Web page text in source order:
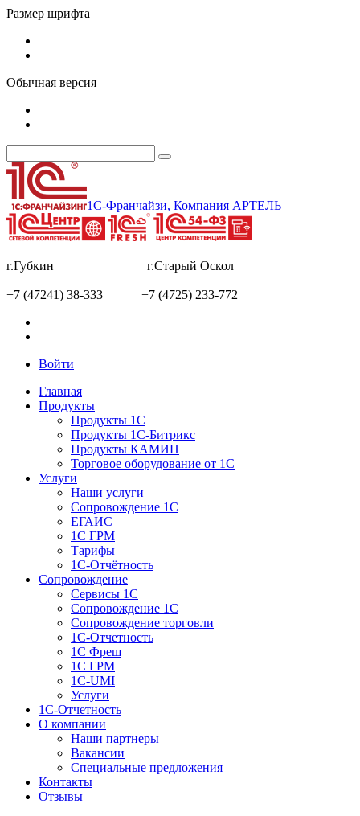
Размер шрифта
Обычная версия
1С-Франчайзи, Компания АРТЕЛЬ
г.Губкин г.Старый Оскол
+7 (47241) 38-333 +7 (4725) 233-772
Войти
Главная
Продукты
Продукты 1С
Продукты 1С-Битрикс
Продукты КАМИН
Торговое оборудование от 1С
Услуги
Наши услуги
Сопровождение 1С
ЕГАИС
1С ГРМ
Тарифы
1С-Отчётность
Сопровождение
Сервисы 1С
Сопровождение 1С
Сопровождение торговли
1С-Отчетность
1С Фреш
1С ГРМ
1C-UMI
Услуги
1С-Отчетность
О компании
Наши партнеры
Вакансии
Специальные предложения
Контакты
Отзывы